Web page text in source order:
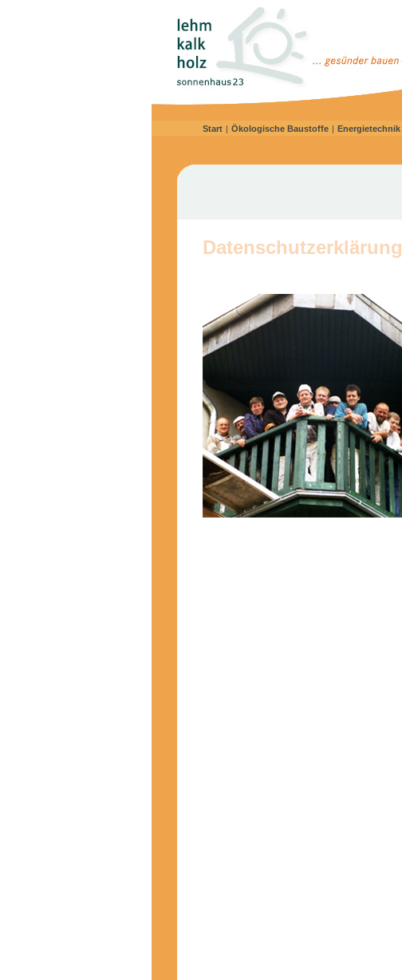
Start | Ökologische Baustoffe | Energietechnik
Datenschutzerklärung